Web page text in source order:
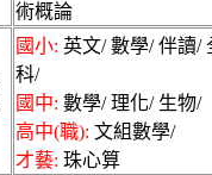
術概論
國小: 英文/ 數學/ 伴讀/
科/
國中: 數學/ 理化/ 生物/
高中(職): 文組數學/
才藝: 珠心算